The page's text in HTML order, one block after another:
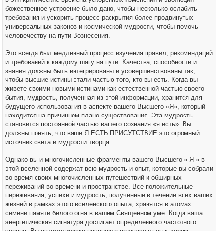
божественное устроение было дано, чтобы несколько ослабить
требования и ускорить процесс раскрытия более продвинутых
универсальных законов и космической мудрости, чтобы помочь
человечеству на пути Вознесения.
Это всегда был медленный процесс изучения правил, рекомендаций
и требований к каждому шагу на пути. Качества, способности и
знания должны быть интегрированы и усовершенствованы так,
чтобы высшие истины стали частью того, кто вы есть. Когда вы
живете своими новыми истинами как естественной частью своего
бытия, мудрость, полученная из этой информации, хранится для
будущего использования в аспекте вашего Высшего «Я», который
находится на причинном плане существования. Эта мудрость
становится постоянной частью вашего сознания «я есть». Вы
должны понять, что ваше Я ЕСТЬ ПРИСУТСТВИЕ это огромный
источник света и мудрости творца.
Однако вы и многочисленные фрагменты вашего Высшего » Я » в
этой вселенной содержат всю мудрость и опыт, которые вы собрали
во время своих многочисленных путешествий и обширных
переживаний во времени и пространстве. Все положительные
переживания, успехи и мудрость, полученные в течение всех ваших
жизней в рамках этого вселенского опыта, хранятся в атомах
семени памяти белого огня в вашем Священном уме. Когда ваша
энергетическая сигнатура достигает определенного частотного